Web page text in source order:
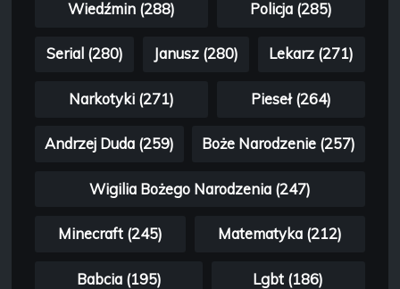
Wiedźmin (288) Policja (285)
Serial (280) Janusz (280) Lekarz (271)
Narkotyki (271) Pieseł (264)
Andrzej Duda (259) Boże Narodzenie (257)
Wigilia Bożego Narodzenia (247)
Minecraft (245) Matematyka (212)
Babcia (195) Lgbt (186)